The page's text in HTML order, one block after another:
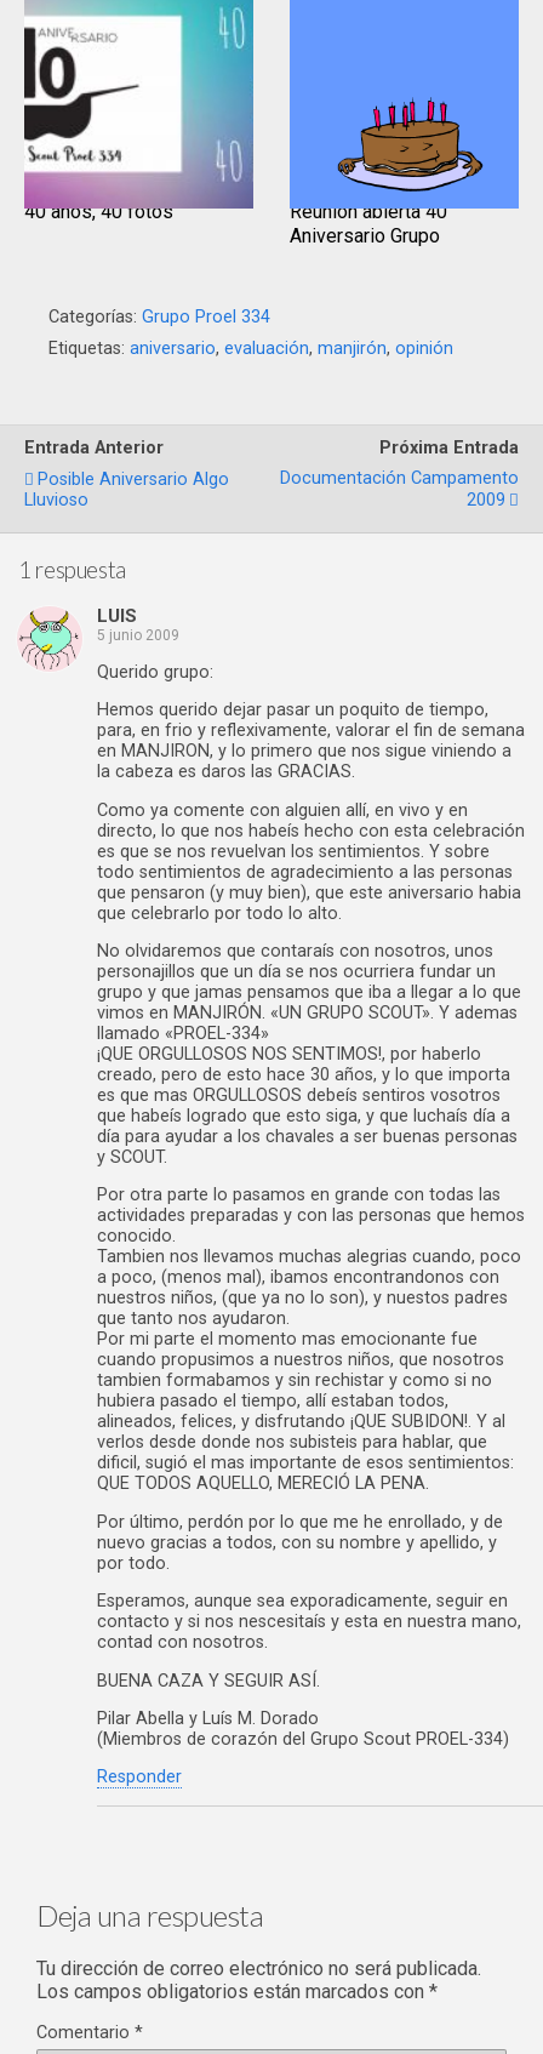
40 años, 40 fotos
Reunión abierta 40
Aniversario Grupo
Categorías: Grupo Proel 334
Etiquetas: aniversario, evaluación, manjirón, opinión
Entrada Anterior
Posible Aniversario Algo
Lluvioso
Próxima Entrada
Documentación Campamento
2009
1 respuesta
LUIS
5 junio 2009
Querido grupo:
Hemos querido dejar pasar un poquito de tiempo,
para, en frio y reflexivamente, valorar el fin de semana
en MANJIRON, y lo primero que nos sigue viniendo a
la cabeza es daros las GRACIAS.
Como ya comente con alguien allí, en vivo y en
directo, lo que nos habeís hecho con esta celebración
es que se nos revuelvan los sentimientos. Y sobre
todo sentimientos de agradecimiento a las personas
que pensaron (y muy bien), que este aniversario habia
que celebrarlo por todo lo alto.
No olvidaremos que contaraís con nosotros, unos
personajillos que un día se nos ocurriera fundar un
grupo y que jamas pensamos que iba a llegar a lo que
vimos en MANJIRÓN. «UN GRUPO SCOUT». Y ademas
llamado «PROEL-334»
¡QUE ORGULLOSOS NOS SENTIMOS!, por haberlo
creado, pero de esto hace 30 años, y lo que importa
es que mas ORGULLOSOS debeís sentiros vosotros
que habeís logrado que esto siga, y que luchaís día a
día para ayudar a los chavales a ser buenas personas
y SCOUT.
Por otra parte lo pasamos en grande con todas las
actividades preparadas y con las personas que hemos
conocido.
Tambien nos llevamos muchas alegrias cuando, poco
a poco, (menos mal), ibamos encontrandonos con
nuestros niños, (que ya no lo son), y nuestos padres
que tanto nos ayudaron.
Por mi parte el momento mas emocionante fue
cuando propusimos a nuestros niños, que nosotros
tambien formabamos y sin rechistar y como si no
hubiera pasado el tiempo, allí estaban todos,
alineados, felices, y disfrutando ¡QUE SUBIDON!. Y al
verlos desde donde nos subisteis para hablar, que
dificil, sugió el mas importante de esos sentimientos:
QUE TODOS AQUELLO, MERECIÓ LA PENA.
Por último, perdón por lo que me he enrollado, y de
nuevo gracias a todos, con su nombre y apellido, y
por todo.
Esperamos, aunque sea exporadicamente, seguir en
contacto y si nos nescesitaís y esta en nuestra mano,
contad con nosotros.
BUENA CAZA Y SEGUIR ASÍ.
Pilar Abella y Luís M. Dorado
(Miembros de corazón del Grupo Scout PROEL-334)
Responder
Deja una respuesta
Tu dirección de correo electrónico no será publicada.
Los campos obligatorios están marcados con *
Comentario *